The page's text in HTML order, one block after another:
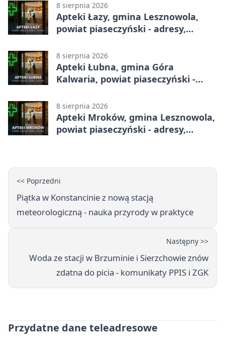
8 sierpnia 2026
Apteki Łazy, gmina Lesznowola,
powiat piaseczyński - adresy,
8 sierpnia 2026
Apteki Łubna, gmina Góra
Kalwaria, powiat piaseczyński -
8 sierpnia 2026
Apteki Mroków, gmina Lesznowola,
powiat piaseczyński - adresy,
<< Poprzedni
Piątka w Konstancinie z nową stacją
meteorologiczną - nauka przyrody w praktyce
Następny >>
Woda ze stacji w Brzuminie i Sierzchowie znów
zdatna do picia - komunikaty PPIS i ZGK
Przydatne dane teleadresowe